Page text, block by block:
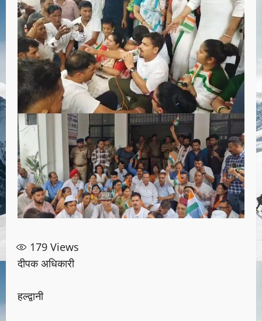
179 Views
दीपक अधिकारी
हल्द्वानी